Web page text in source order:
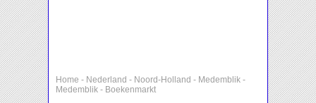
Home - Nederland - Noord-Holland - Medemblik -
Medemblik - Boekenmarkt